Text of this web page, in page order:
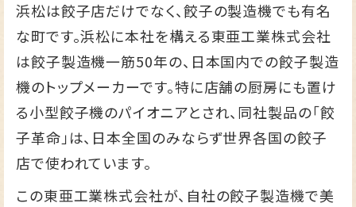
浜松は餃子店だけでなく、餃子の製造機でも有名
な町です。浜松に本社を構える東亜工業株式会社
は餃子製造機一筋50年の、日本国内での餃子製造
機のトップメーカーです。特に店舗の厨房にも置け
る小型餃子機のパイオニアとされ、同社製品の「餃
子革命」は、日本全国のみならず世界各国の餃子
店で使われています。
この東亜工業株式会社が、自社の餃子製造機で美